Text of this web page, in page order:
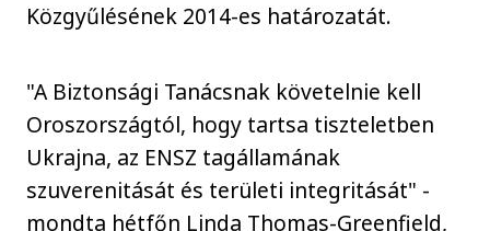
Közgyűlésének 2014-es határozatát.
"A Biztonsági Tanácsnak követelnie kell
Oroszországtól, hogy tartsa tiszteletben
Ukrajna, az ENSZ tagállamának
szuverenitását és területi integritását" -
mondta hétfőn Linda Thomas-Greenfield,